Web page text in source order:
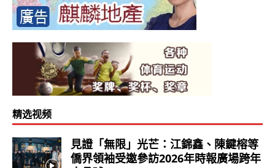
精选视频
見證「無限」光芒：江錦鑫、陳鍵榕等
僑界領袖受邀參訪2026年時報廣場跨年